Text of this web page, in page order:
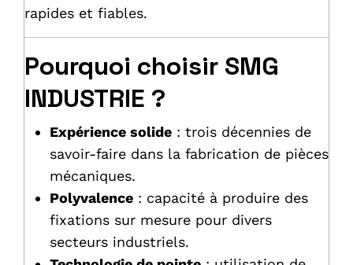
rapides et fiables.
Pourquoi choisir SMG
INDUSTRIE ?
Expérience solide : trois décennies de
savoir-faire dans la fabrication de pièces
mécaniques.
Polyvalence : capacité à produire des
fixations sur mesure pour divers
secteurs industriels.